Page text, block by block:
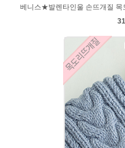
베니스★발렌타인울 손뜨개질 목